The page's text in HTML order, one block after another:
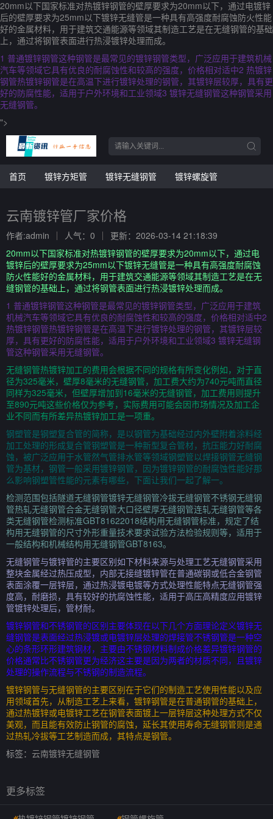
20mm以下国家标准对热镀锌钢管的壁厚要求为20mm以下，通过电镀锌
后的壁厚要求为25mm以下镀锌无缝管是一种具有高强度耐腐蚀防火性能
好的金属材料，用于建筑交通能源等领域其制造工艺是在无缝钢管的基础
上，通过将钢管表面进行热浸镀锌处理而成。
1 普通镀锌钢管这种钢管是最常见的镀锌钢管类型，广泛应用于建筑机械
汽车等领域它具有优良的耐腐蚀性和较高的强度，价格相对适中2 热镀锌
钢管热镀锌钢管是在高温下进行镀锌处理的钢管，其镀锌层较厚，具有更
好的防腐性能，适用于户外环境和工业领域3 镀锌无缝钢管这种钢管采用
无缝钢管。
">
首页 镀锌方矩管 镀锌无缝钢管 镀锌螺旋管
云南镀锌管厂家价格
作者:admin 人气：0
更新：2026-03-14 21:18:39
20mm以下国家标准对热镀锌钢管的壁厚要求为20mm以下，通过电
镀锌后的壁厚要求为25mm以下镀锌无缝管是一种具有高强度耐腐蚀
防火性能好的金属材料，用于建筑交通能源等领域其制造工艺是在无
缝钢管的基础上，通过将钢管表面进行热浸镀锌处理而成。
1 普通镀锌钢管这种钢管是最常见的镀锌钢管类型，广泛应用于建筑
机械汽车等领域它具有优良的耐腐蚀性和较高的强度，价格相对适中2
热镀锌钢管热镀锌钢管是在高温下进行镀锌处理的钢管，其镀锌层较
厚，具有更好的防腐性能，适用于户外环境和工业领域3 镀锌无缝钢
管这种钢管采用无缝钢管。
无缝钢管热镀锌加工的费用会根据不同的规格有所变化例如，对于直
径为325毫米，壁厚8毫米的无缝钢管，加工费大约为740元吨而直径
同样为325毫米，但壁厚增加到16毫米的无缝钢管，加工费用则提升
至890元吨这些价格仅为参考，实际费用可能会因市场情况及加工企
业不同而有所差异热镀锌加工是一项重。
钢塑管是钢塑复合管的简称，是以钢管为基础经过内外壁附着涂料经
加工处理的形成复合管钢塑管是一种新型复合管材，抗压能力好耐腐
蚀，被广泛应用于水管然气管排水管等领域钢塑管以焊接钢管无缝钢
管为基材，钢管一般采用镀锌钢管，因为镀锌钢管的耐腐蚀性能好那
么影响钢塑管性能的元素有哪些，下面让我们一起了解一。
检测范围包括隧道无缝钢管镀锌无缝钢管冷拔无缝钢管不锈钢无缝钢
管热轧无缝钢管合金无缝钢管大口径壁厚无缝钢管连轧无缝钢管等各
类无缝钢管检测标准GBT81622018结构用无缝钢管标准，规定了结
构用无缝钢管的尺寸外形重量技术要求试验方法检验规则等，适用于
一般结构和机械结构用无缝钢管GBT8163。
无缝钢管与镀锌管的主要区别如下材料来源与处理工艺无缝钢管采用
整块金属经过热压成型，内部无接缝镀锌管在普通碳钢或低合金钢管
表面涂覆一层锌层，通过热浸镀电镀等方式处理性能特点无缝钢管强
度高，耐磨损，具有较好的抗腐蚀性能，适用于高压高精度应用镀锌
管镀锌处理后，管材耐。
镀锌钢管和不锈钢管的区别主要体现在以下几个方面理论定义镀锌无
缝钢管是表面经过热浸镀或电镀锌层处理的焊接管不锈钢管是一种空
心的条形环形建筑钢材，主要由不锈钢材料制成价格差异镀锌钢管的
价格通常比不锈钢管更为经济这主要是因为两者的材质不同，且镀锌
处理的操作流程与不锈钢的制造流程。
镀锌钢管与无缝钢管的主要区别在于它们的制造工艺使用性能以及应
用领域首先，从制造工艺上来看，镀锌钢管是在普通钢管的基础上，
通过热镀锌或电镀锌工艺在钢管表面镀上一层锌层这种处理方式不仅
美观，而且能有效防止钢管的腐蚀，延长其使用寿命无缝钢管则是通
过热轧冷拔等工艺制造而成，其特点是钢管。
标签： 云南镀锌无缝钢管
更多标签